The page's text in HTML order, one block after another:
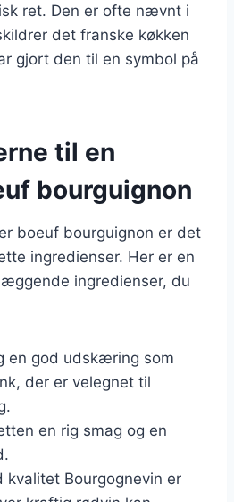
ret. Den er ofte nævnt i
det franske køkken
gjort den til en symbol på
til en
bourguignon
boeuf bourguignon er det
ingredienser. Her er en
ingredienser, du
en god udskæring som
der er velegnet til
en rig smag og en
kvalitet Bourgognevin er